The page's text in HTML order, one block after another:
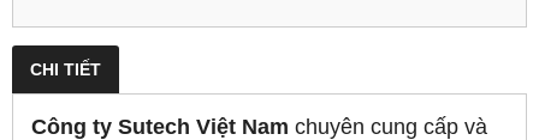
CHI TIẾT
Công ty Sutech Việt Nam chuyên cung cấp và